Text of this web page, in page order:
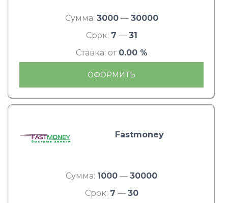
Сумма: 3000— 30000
Срок: 7 — 31
Ставка: от 0.00 %
ОФОРМИТЬ
Fastmoney
Сумма: 1000 — 30000
Срок: 7 — 30